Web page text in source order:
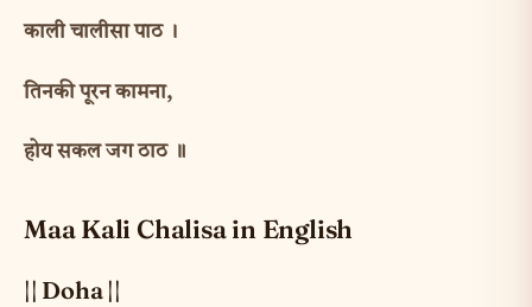
काली चालीसा पाठ ।
तिनकी पूरन कामना,
होय सकल जग ठाठ ॥
Maa Kali Chalisa in English
|| Doha ||